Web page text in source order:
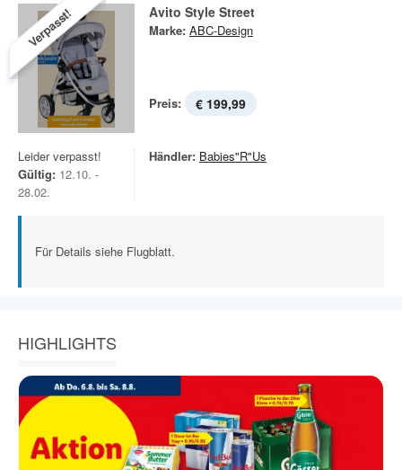
Verpasst! Avito Style Street
Marke: ABC-Design
Preis: € 199,99
Leider verpasst!
Gültig: 12.10. -
28.02.
Händler: Babies"R"Us
Für Details siehe Flugblatt.
HIGHLIGHTS